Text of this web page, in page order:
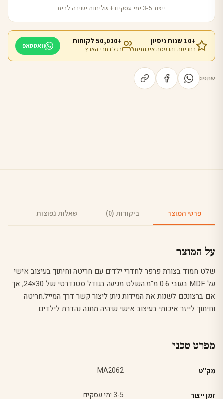
ייצור 3-5 ימי עסקים + שליחות ישירה לבית
+10 שנות ניסיון
בחריטה והדפסה איכותית
+50,000 לקוחות
בכל רחבי הארץ
וואטסאפ
שתפו:
פרטי המוצר ביקורות (0) שאלות נפוצות
על המוצר
שלט חמוד בצורת פרפר לחדרי ילדים עם חריטה וחיתוך בעיצוב אישי
על MDF בעובי 0.6 מ"מ.השלט מגיעה בגודל סטנדרטי של 30×24, אך
אם ברצונכם לשנות את המידות ניתן ליצור קשר דרך המייל.חריטה
וחיתוך לייזר איכותי בעיצוב אישי שיהיה מתנה נהדרת לילדים.
מפרט טכני
מק"ט MA2062
זמן ייצור 3-5 ימי עסקים